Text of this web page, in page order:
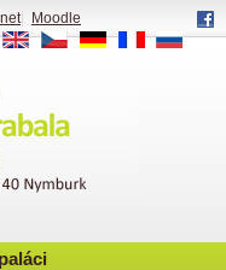
|
Moodle
EN
CS DE FR RU